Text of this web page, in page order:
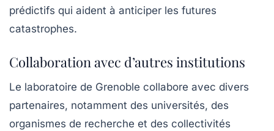
prédictifs qui aident à anticiper les futures
catastrophes.
Collaboration avec d’autres institutions
Le laboratoire de Grenoble collabore avec divers
partenaires, notamment des universités, des
organismes de recherche et des collectivités